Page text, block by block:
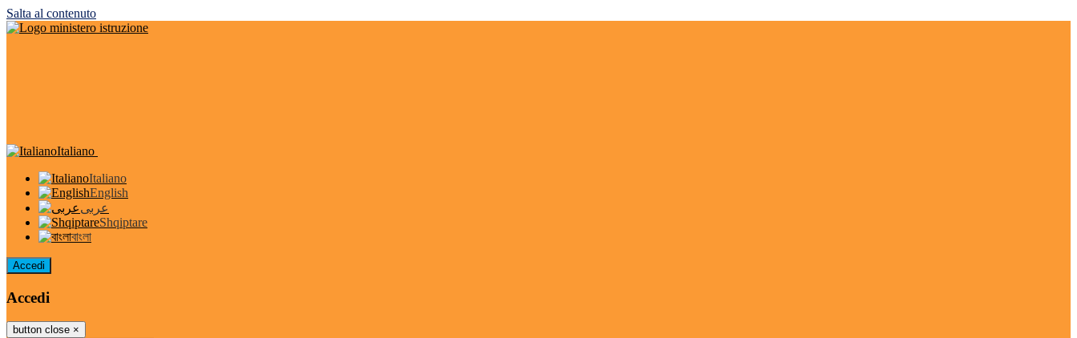
Salta al contenuto
Italiano
Italiano
English
عربى
Shqiptare
বাংলা
Accedi
Accedi
button close ×